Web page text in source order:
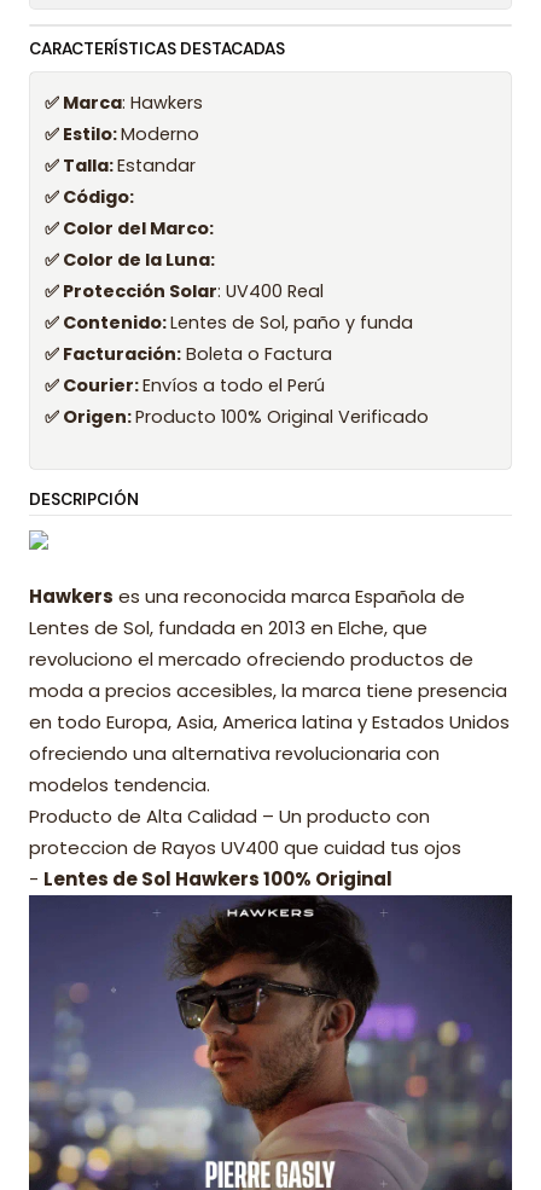
CARACTERÍSTICAS DESTACADAS
✅ Marca: Hawkers
✅ Estilo:Moderno
✅ Talla:Estandar
✅ Código:
✅ Color del Marco:
✅ Color de la Luna:
✅ Protección Solar: UV400 Real
✅ Contenido:Lentes de Sol, paño y funda
✅ Facturación: Boleta o Factura
✅ Courier:Envíos a todo el Perú
✅ Origen:Producto 100% Original Verificado
DESCRIPCIÓN
Hawkers es una reconocida marca Española de
Lentes de Sol, fundada en 2013 en Elche, que
revoluciono el mercado ofreciendo productos de
moda a precios accesibles, la marca tiene presencia
en todo Europa, Asia, America latina y Estados Unidos
ofreciendo una alternativa revolucionaria con
modelos tendencia.
Producto de Alta Calidad – Un producto con
proteccion de Rayos UV400 que cuidad tus ojos
- Lentes de Sol Hawkers 100% Original